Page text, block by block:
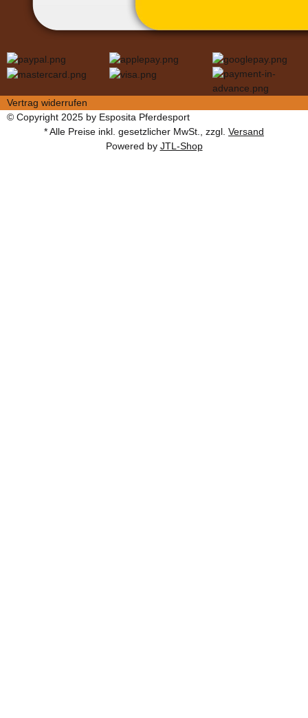
Vertrag widerrufen
© Copyright 2025 by Esposita Pferdesport
* Alle Preise inkl. gesetzlicher MwSt., zzgl. Versand
Powered by JTL-Shop